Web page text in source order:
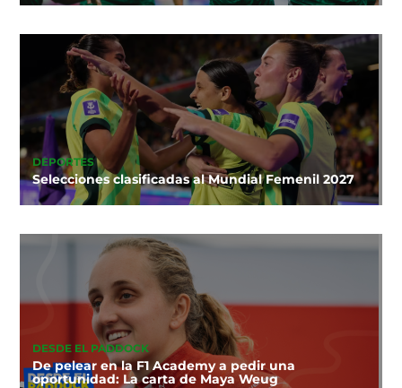
DEPORTES
Selecciones clasificadas al Mundial Femenil 2027
DESDE EL PADDOCK
De pelear en la F1 Academy a pedir una
oportunidad: La carta de Maya Weug